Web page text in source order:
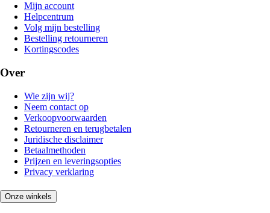
Mijn account
Helpcentrum
Volg mijn bestelling
Bestelling retourneren
Kortingscodes
Over
Wie zijn wij?
Neem contact op
Verkoopvoorwaarden
Retourneren en terugbetalen
Juridische disclaimer
Betaalmethoden
Prijzen en leveringsopties
Privacy verklaring
Onze winkels